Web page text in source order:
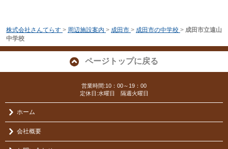
株式会社さんてらす > 周辺施設案内 > 成田市 > 成田市の中学校 > 成田市立遠山
中学校
ページトップに戻る
営業時間:10：00～19：00
定休日:水曜日 隔週火曜日
ホーム
会社概要